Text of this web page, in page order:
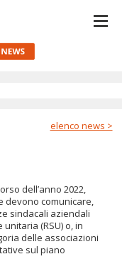
elenco news >
dell’anno 2022,
devono comunicare,
sindacali aziendali
(RSU) o, in
delle associazioni
sul piano